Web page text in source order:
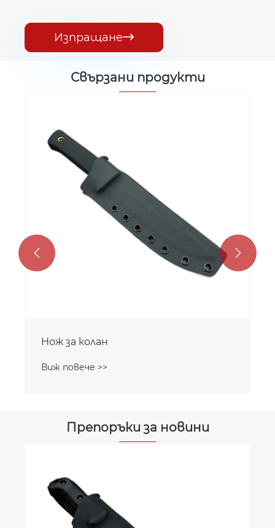
Изпращане
Свързани продукти
Нож за колан
Виж повече >>
 
Препоръки за новини